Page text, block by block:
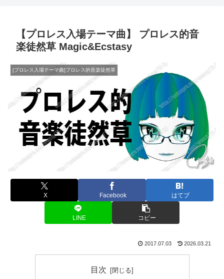
【プロレス入場テーマ曲】 プロレス的音
楽徒然草 Magic&Ecstasy
[プロレス入場テーマ曲]プロレス的音楽徒然草
X Facebook はてブ
LINE コピー
2017.07.03 2026.03.21
目次